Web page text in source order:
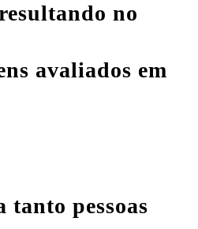
no
avaliados em
tanto pessoas